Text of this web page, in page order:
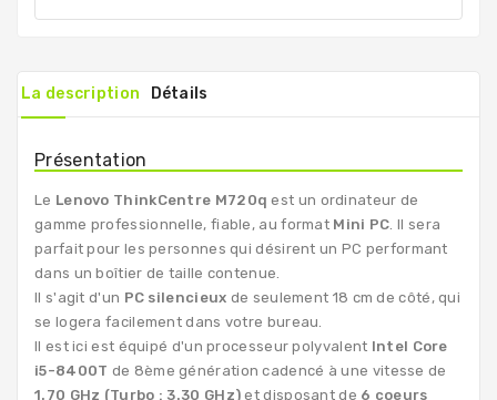
La description Détails
Présentation
Le Lenovo ThinkCentre M720q est un ordinateur de
gamme professionnelle, fiable, au format Mini PC . Il sera
parfait pour les personnes qui désirent un PC performant
dans un boîtier de taille contenue.
Il s'agit d'un PC silencieux de seulement 18 cm de côté, qui
se logera facilement dans votre bureau.
Il est ici est équipé d'un processeur polyvalent Intel Core
i5-8400T de 8ème génération cadencé à une vitesse de
1.70 GHz (Turbo : 3.30 GHz) et disposant de 6 coeurs